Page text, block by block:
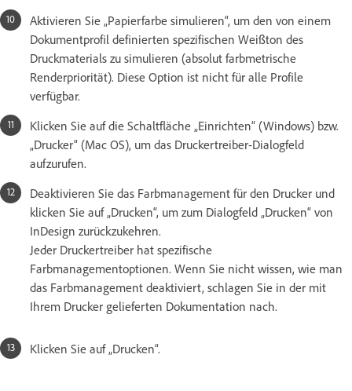
Aktivieren Sie „Papierfarbe simulieren“, um den von einem
Dokumentprofil definierten spezifischen Weißton des
Druckmaterials zu simulieren (absolut farbmetrische
Renderpriorität). Diese Option ist nicht für alle Profile
verfügbar.
Klicken Sie auf die Schaltfläche „Einrichten“ (Windows) bzw.
„Drucker“ (Mac OS), um das Druckertreiber-Dialogfeld
aufzurufen.
Deaktivieren Sie das Farbmanagement für den Drucker und
klicken Sie auf „Drucken“, um zum Dialogfeld „Drucken“ von
InDesign zurückzukehren.
Jeder Druckertreiber hat spezifische
Farbmanagementoptionen. Wenn Sie nicht wissen, wie man
das Farbmanagement deaktiviert, schlagen Sie in der mit
Ihrem Drucker gelieferten Dokumentation nach.
Klicken Sie auf „Drucken“.